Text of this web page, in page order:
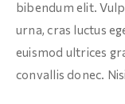
bibendum elit.
urna, cras luctus
euismod ultrices
convallis donec.